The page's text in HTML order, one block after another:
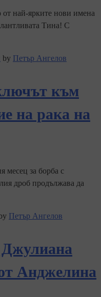
от най-ярките нови имена
Тина! С
by Петър Ангелов
към
на рака на
месец за борба с
дроб продължава да
Петър Ангелов
Анджелина